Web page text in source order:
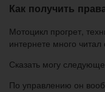
Как получить
Мотоцикл прогрет,
интернете много читал
Сказать могу
По управлению он